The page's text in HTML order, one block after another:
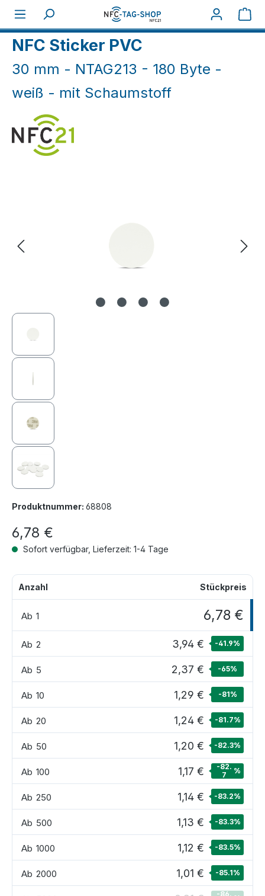
Zum Hauptinhalt springen
NFC Sticker weiß & schwarz
NFC Sticker PVC
30 mm - NTAG213 - 180 Byte -
weiß - mit Schaumstoff
Produktnummer: 68808
6,78 €
Sofort verfügbar, Lieferzeit: 1-4 Tage
Anzahl Stückpreis
Ab 1 6,78 €
Ab 2 3,94 € -41.9%
Ab 5 2,37 € -65%
Ab 10 1,29 € -81%
Ab 20 1,24 € -81.7%
Ab 50 1,20 € -82.3%
Ab 100 1,17 €
-82.
7
%
Ab 250 1,14 € -83.2%
Ab 500 1,13 € -83.3%
Ab 1000 1,12 € -83.5%
Ab 2000 1,01 € -85.1%
-86.